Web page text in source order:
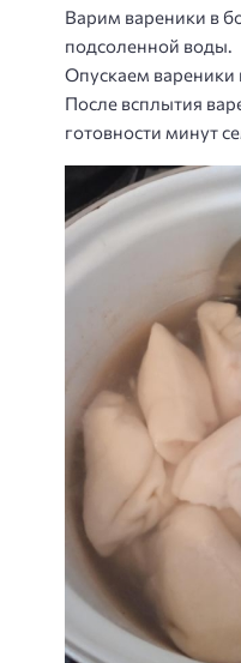
Варим вареники в
подсоленной воды.
Опускаем
После всплытия
готовности минут